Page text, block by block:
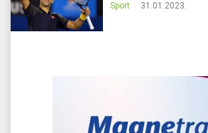
Sport 31.01.2023.